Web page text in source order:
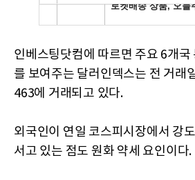
인베스팅닷컴에 따르면 주요 6개국
를 보여주는 달러인덱스는 전 거래
463에 거래되고 있다.
외국인이 연일 코스피시장에서 강
서고 있는 점도 원화 약세 요인이다.